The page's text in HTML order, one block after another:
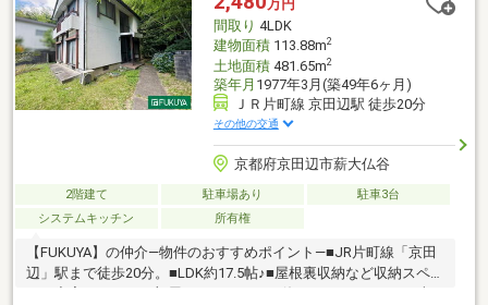
安心です！
万円
間取り 4LDK
建物面積113.88m2
土地面積481.65m2
築年月 1977年3月(築49年6ヶ月)
ＪＲ片町線 京田辺駅 徒歩20分
その他の交通
京都府京田辺市薪大仏谷
2階建て 駐車場あり
駐車3台
システムキッチン
所有権
【FUKUYA】の仲介―物件のおすすめポイント―■JR片町線「京田
辺」駅まで徒歩20分。■LDK約17.5帖♪■屋根裏収納など収納スペー